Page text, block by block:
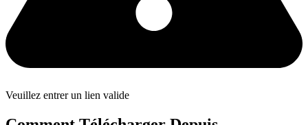
Veuillez entrer un lien valide